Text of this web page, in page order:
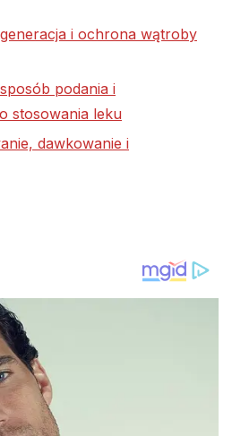
i ochrona wątroby
podania i
stosowania leku
dawkowanie i